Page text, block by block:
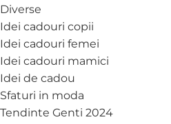
Diverse
Idei cadouri copii
Idei cadouri femei
Idei cadouri mamici
Idei de cadou
Sfaturi in moda
Tendinte Genti 2024